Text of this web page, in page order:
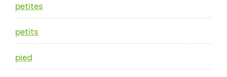
petites
petits
pied